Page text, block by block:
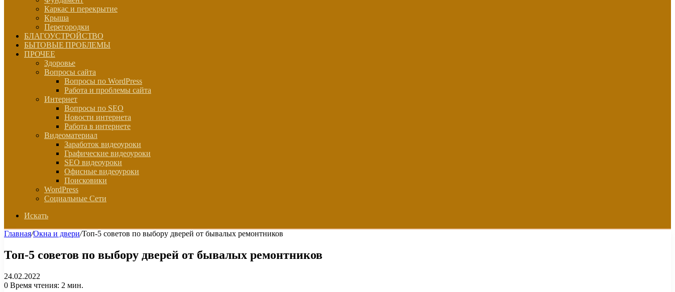
Каркас и перекрытие
Крыша
Перегородки
БЛАГОУСТРОЙСТВО
БЫТОВЫЕ ПРОБЛЕМЫ
ПРОЧЕЕ
Здоровье
Вопросы сайта
Вопросы по WordPress
Работа и проблемы сайта
Интернет
Вопросы по SEO
Новости интернета
Работа в интернете
Видеоматериал
Заработок видеоуроки
Графические видеоуроки
SEO видеоуроки
Офисные видеоуроки
Поисковики
WordPress
Социальные Сети
Искать
Главная/Окна и двери/Топ-5 советов по выбору дверей от бывалых ремонтников
Топ-5 советов по выбору дверей от бывалых ремонтников
24.02.2022
0 Время чтения: 2 мин.